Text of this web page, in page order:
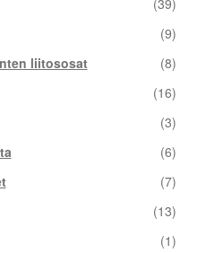
(39)
(9)
liitososat
(8)
(16)
(3)
(6)
(7)
(13)
(1)